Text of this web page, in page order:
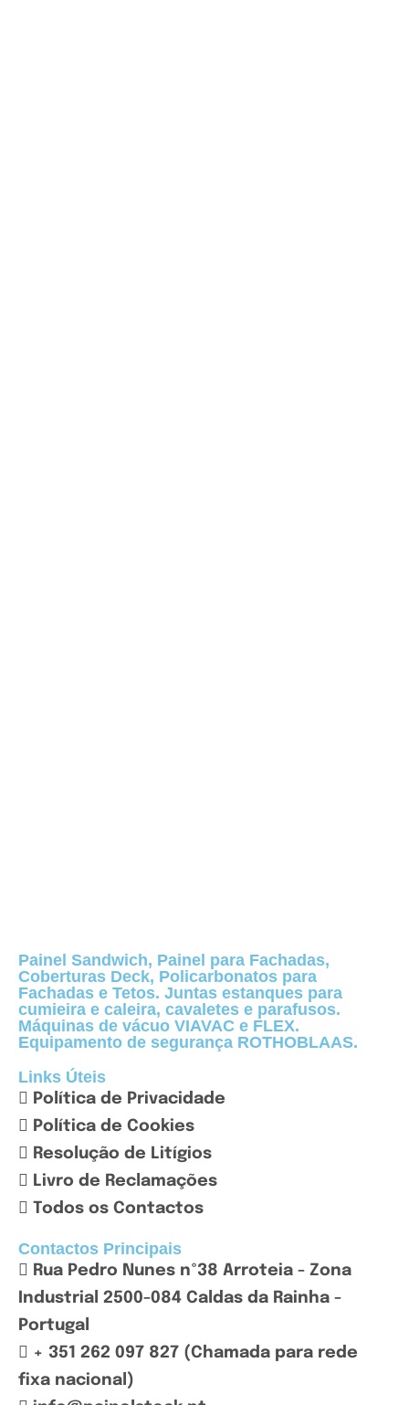
Painel Sandwich, Painel para Fachadas,
Coberturas Deck, Policarbonatos para
Fachadas e Tetos. Juntas estanques para
cumieira e caleira, cavaletes e parafusos.
Máquinas de vácuo VIAVAC e FLEX.
Equipamento de segurança ROTHOBLAAS.
Links Úteis
Política de Privacidade
Política de Cookies
Resolução de Litígios
Livro de Reclamações
Todos os Contactos
Contactos Principais
Rua Pedro Nunes nº38 Arroteia - Zona
Industrial 2500-084 Caldas da Rainha -
Portugal
+ 351 262 097 827 (Chamada para rede
fixa nacional)